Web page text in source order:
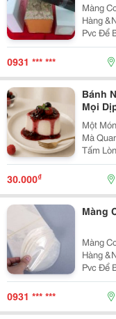
Màng
Hàng
Pvc Để
Phẩm,
Kích
Đóng...
0931 *** ***
Bánh
Mọi
Một
Mà
Tấm
Đây,
Tặng
Giữa
30.000₫
Màng
Màng
Hàng
Pvc Để
Phẩm,
Kích
Đóng...
0931 *** ***